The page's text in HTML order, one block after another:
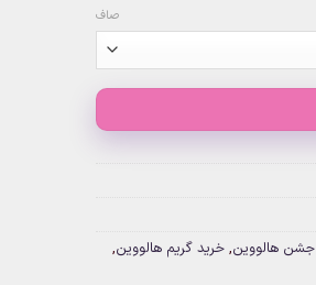
صاف
جشن هالووین, خرید گریم هالووین,